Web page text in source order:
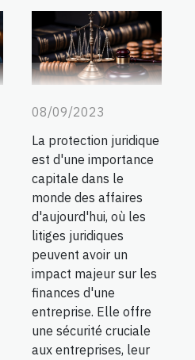
08/09/2023
La protection juridique
est d'une importance
capitale dans le
monde des affaires
d'aujourd'hui, où les
litiges juridiques
peuvent avoir un
impact majeur sur les
finances d'une
entreprise. Elle offre
une sécurité cruciale
aux entreprises, leur